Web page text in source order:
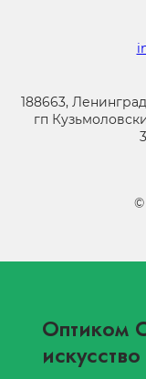
188663,
гп
©
Оптиком